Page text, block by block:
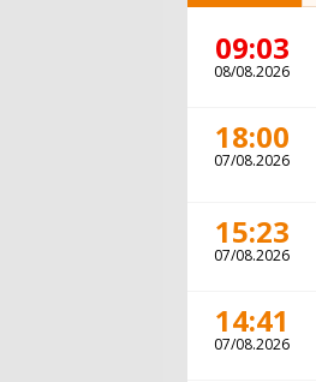
09:03
08/08.2026
18:00
07/08.2026
15:23
07/08.2026
14:41
07/08.2026